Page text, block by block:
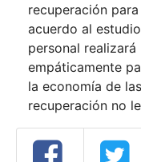
recuperación
acuerdo al
personal
empáticamente
la economía de
recuperación no